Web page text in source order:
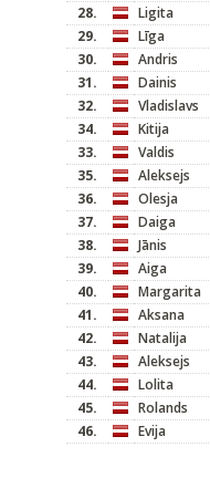
28.
Ligita
29.
Līga
30.
Andris
31.
Dainis
32.
Vladislavs
34.
Kitija
33.
Valdis
35.
Aleksejs
36.
Olesja
37.
Daiga
38.
Jānis
39.
Aiga
40.
Margarita
41.
Aksana
42.
Natalija
43.
Aleksejs
44.
Lolita
45.
Rolands
46.
Evija